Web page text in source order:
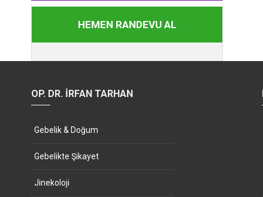
HEMEN RANDEVU AL
OP. DR. İRFAN TARHAN
Gebelik & Doğum
Gebelikte Şikayet
Jinekoloji